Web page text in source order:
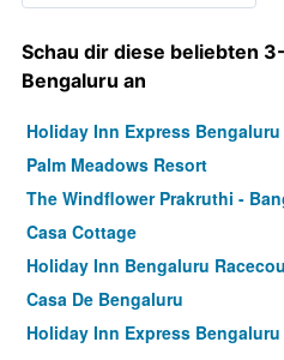
Schau dir diese beliebten
Bengaluru an
Holiday Inn Express
Palm Meadows Resort
The Windflower Prakruthi -
Casa Cottage
Holiday Inn Bengaluru
Casa De Bengaluru
Holiday Inn Express